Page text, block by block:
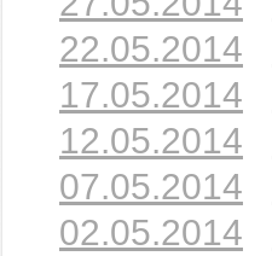
22.05.2014
17.05.2014
12.05.2014
07.05.2014
02.05.2014